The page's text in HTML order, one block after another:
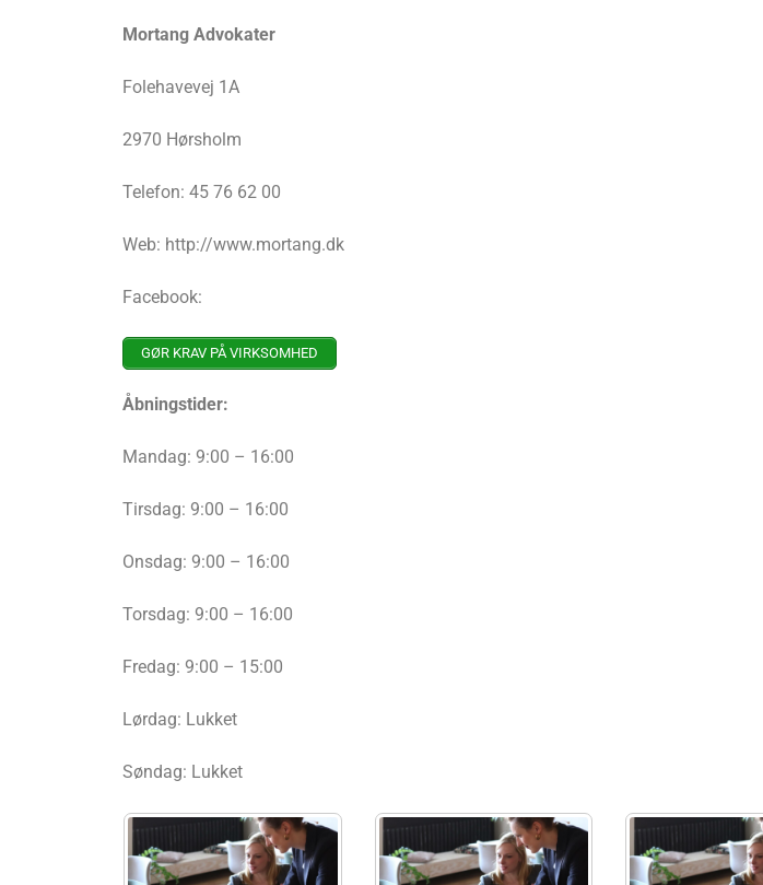
Mortang Advokater
Folehavevej 1A
2970 Hørsholm
Telefon: 45 76 62 00
Web: http://www.mortang.dk
Facebook:
GØR KRAV PÅ VIRKSOMHED
Åbningstider:
Mandag: 9:00 – 16:00
Tirsdag: 9:00 – 16:00
Onsdag: 9:00 – 16:00
Torsdag: 9:00 – 16:00
Fredag: 9:00 – 15:00
Lørdag: Lukket
Søndag: Lukket